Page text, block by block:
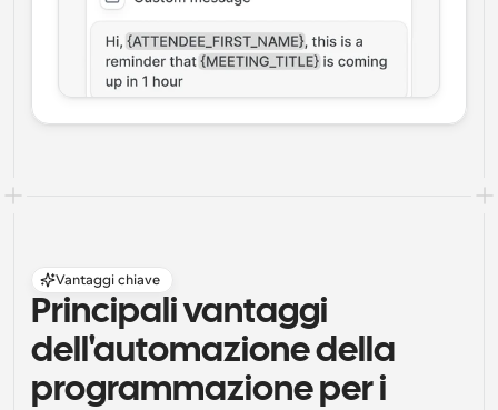
Vantaggi chiave
Principali vantaggi
dell'automazione della
programmazione per i